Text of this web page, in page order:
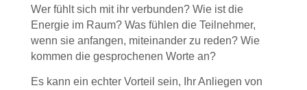
Wer fühlt sich mit ihr verbunden? Wie ist die
Energie im Raum? Was fühlen die Teilnehmer,
wenn sie anfangen, miteinander zu reden? Wie
kommen die gesprochenen Worte an?
Es kann ein echter Vorteil sein, Ihr Anliegen von